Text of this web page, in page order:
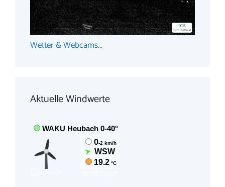
Wetter & Webcams...
Aktuelle Windwerte